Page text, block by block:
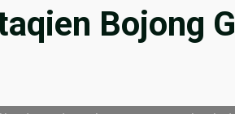
Bojong